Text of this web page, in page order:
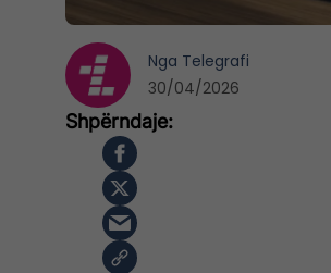
Nga Telegrafi
30/04/2026